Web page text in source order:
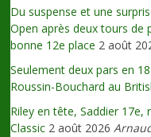
Du suspense et une
Open après deux tours de
bonne 12e place 2 août
Seulement deux pars en
Roussin-Bouchard au
Riley en tête, Saddier
Classic 2 août 2026